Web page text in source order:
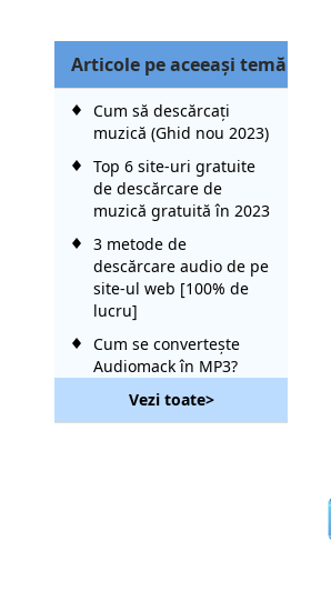
Articole pe aceeaşi temă
Cum să descărcați
muzică (Ghid nou 2023)
Top 6 site-uri gratuite
de descărcare de
muzică gratuită în 2023
3 metode de
descărcare audio de pe
site-ul web [100% de
lucru]
Cum se convertește
Audiomack în MP3?
[Ghid detaliat]
Cele mai bune site-uri
Vezi toate>